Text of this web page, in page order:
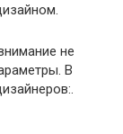
не
В